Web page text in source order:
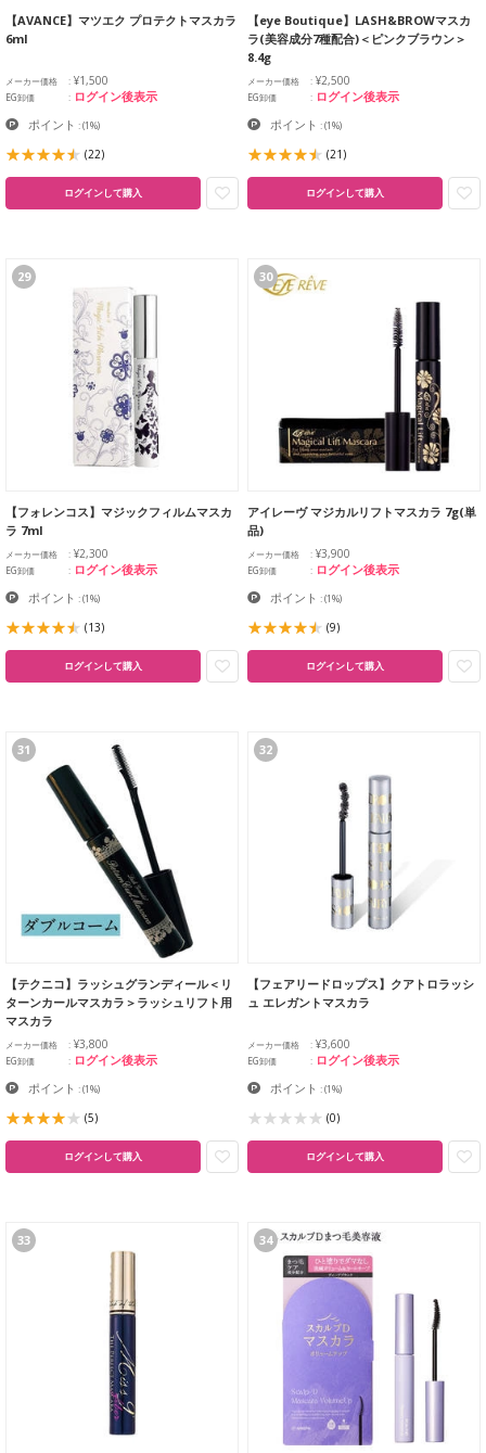
【AVANCE】マツエク プロテクトマスカラ
6ml
メーカー価格 ¥1,500
EG卸価 ログイン後表示
ポイント :(1%)
(22)
ログインして購入
【eye Boutique】LASH&BROWマスカ
ラ(美容成分7種配合)＜ピンクブラウン＞
8.4g
メーカー価格 ¥2,500
EG卸価 ログイン後表示
ポイント :(1%)
(21)
ログインして購入
29
【フォレンコス】マジックフィルムマスカ
ラ 7ml
メーカー価格 ¥2,300
EG卸価 ログイン後表示
ポイント :(1%)
(13)
ログインして購入
30
アイレーヴ マジカルリフトマスカラ 7g(単
品)
メーカー価格 ¥3,900
EG卸価 ログイン後表示
ポイント :(1%)
(9)
ログインして購入
31
【テクニコ】ラッシュグランディール＜リ
ターンカールマスカラ＞ラッシュリフト用
マスカラ
メーカー価格 ¥3,800
EG卸価 ログイン後表示
ポイント :(1%)
(5)
ログインして購入
32
【フェアリードロップス】クアトロラッシ
ュ エレガントマスカラ
メーカー価格 ¥3,600
EG卸価 ログイン後表示
ポイント :(1%)
(0)
ログインして購入
33 34